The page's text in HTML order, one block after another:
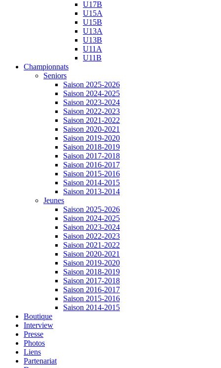
U17B
U15A
U15B
U13A
U13B
U11A
U11B
Championnats
Seniors
Saison 2025-2026
Saison 2024-2025
Saison 2023-2024
Saison 2022-2023
Saison 2021-2022
Saison 2020-2021
Saison 2019-2020
Saison 2018-2019
Saison 2017-2018
Saison 2016-2017
Saison 2015-2016
Saison 2014-2015
Saison 2013-2014
Jeunes
Saison 2025-2026
Saison 2024-2025
Saison 2023-2024
Saison 2022-2023
Saison 2021-2022
Saison 2020-2021
Saison 2019-2020
Saison 2018-2019
Saison 2017-2018
Saison 2016-2017
Saison 2015-2016
Saison 2014-2015
Boutique
Interview
Presse
Photos
Liens
Partenariat